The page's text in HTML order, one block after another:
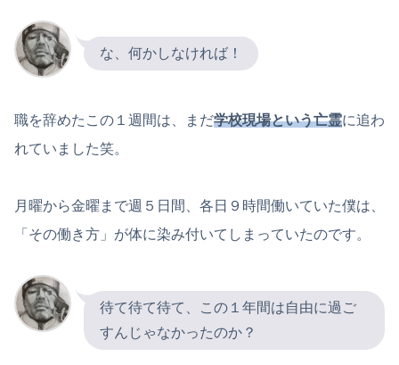
な、何かしなければ！
職を辞めたこの１週間は、まだ学校現場という亡霊に追わ
れていました笑。
月曜から金曜まで週５日間、各日９時間働いていた僕は、
「その働き方」が体に染み付いてしまっていたのです。
待て待て待て、この１年間は自由に過ご
すんじゃなかったのか？